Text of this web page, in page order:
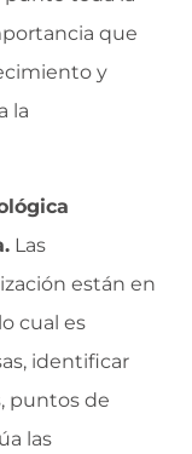
que
y
la
Las
están en
cual es
identificar
puntos de
las